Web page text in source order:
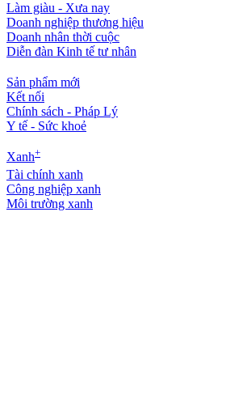
Làm giàu - Xưa nay
Doanh nghiệp thương hiệu
Doanh nhân thời cuộc
Diễn đàn Kinh tế tư nhân
Sản phẩm mới
Kết nối
Chính sách - Pháp Lý
Y tế - Sức khoẻ
Xanh+
Tài chính xanh
Công nghiệp xanh
Môi trường xanh